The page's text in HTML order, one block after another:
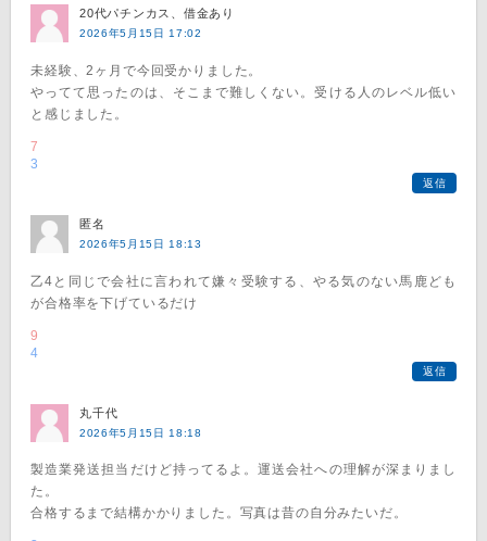
20代パチンカス、借金あり
2026年5月15日 17:02
未経験、2ヶ月で今回受かりました。
やってて思ったのは、そこまで難しくない。受ける人のレベル低い
と感じました。
7
3
返信
匿名
2026年5月15日 18:13
乙4と同じで会社に言われて嫌々受験する、やる気のない馬鹿ども
が合格率を下げているだけ
9
4
返信
丸千代
2026年5月15日 18:18
製造業発送担当だけど持ってるよ。運送会社への理解が深まりまし
た。
合格するまで結構かかりました。写真は昔の自分みたいだ。